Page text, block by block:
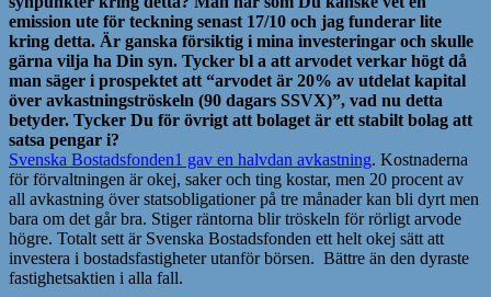
emission ute för teckning senast 17/10 och jag funderar lite
kring detta. Är ganska försiktig i mina investeringar och skulle
gärna vilja ha Din syn. Tycker bl a att arvodet verkar högt då
man säger i prospektet att “arvodet är 20% av utdelat kapital
över avkastningströskeln (90 dagars SSVX)”, vad nu detta
betyder. Tycker Du för övrigt att bolaget är ett stabilt bolag att
satsa pengar i?
Svenska Bostadsfonden1 gav en halvdan avkastning. Kostnaderna
för förvaltningen är okej, saker och ting kostar, men 20 procent av
all avkastning över statsobligationer på tre månader kan bli dyrt men
bara om det går bra. Stiger räntorna blir tröskeln för rörligt arvode
högre. Totalt sett är Svenska Bostadsfonden ett helt okej sätt att
investera i bostadsfastigheter utanför börsen. Bättre än den dyraste
fastighetsaktien i alla fall.